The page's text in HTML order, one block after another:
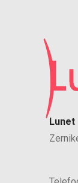
Lunet